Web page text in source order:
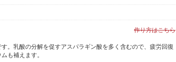
作り方はこちら
。乳酸の分解を促すアスパラギン酸を多く含むので、疲労回復
も補えます。